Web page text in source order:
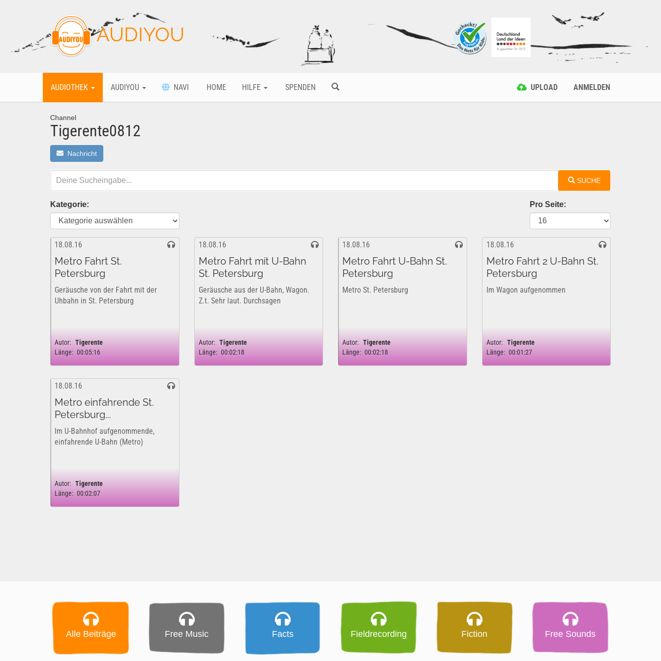
AUDIYOU
AUDIOTHEK AUDIYOU NAVI HOME HILFE SPENDEN UPLOAD ANMELDEN
Channel
Tigerente0812
Nachricht
SUCHE
Kategorie: Pro Seite:
18.08.16
Metro Fahrt St.
Petersburg
Geräusche von der Fahrt mit der
Uhbahn in St. Petersburg
Autor: Tigerente
Länge: 00:05:16
18.08.16
Metro Fahrt mit U-Bahn
St. Petersburg
Geräusche aus der U-Bahn, Wagon.
Z.t. Sehr laut. Durchsagen
Autor: Tigerente
Länge: 00:02:18
18.08.16
Metro Fahrt U-Bahn St.
Petersburg
Metro St. Petersburg
Autor: Tigerente
Länge: 00:02:18
18.08.16
Metro Fahrt 2 U-Bahn St.
Petersburg
Im Wagon aufgenommen
Autor: Tigerente
Länge: 00:01:27
18.08.16
Metro einfahrende St.
Petersburg...
Im U-Bahnhof aufgenommende,
einfahrende U-Bahn (Metro)
Autor: Tigerente
Länge: 00:02:07
Alle Beiträge Free Music Facts Fieldrecording Fiction Free Sounds